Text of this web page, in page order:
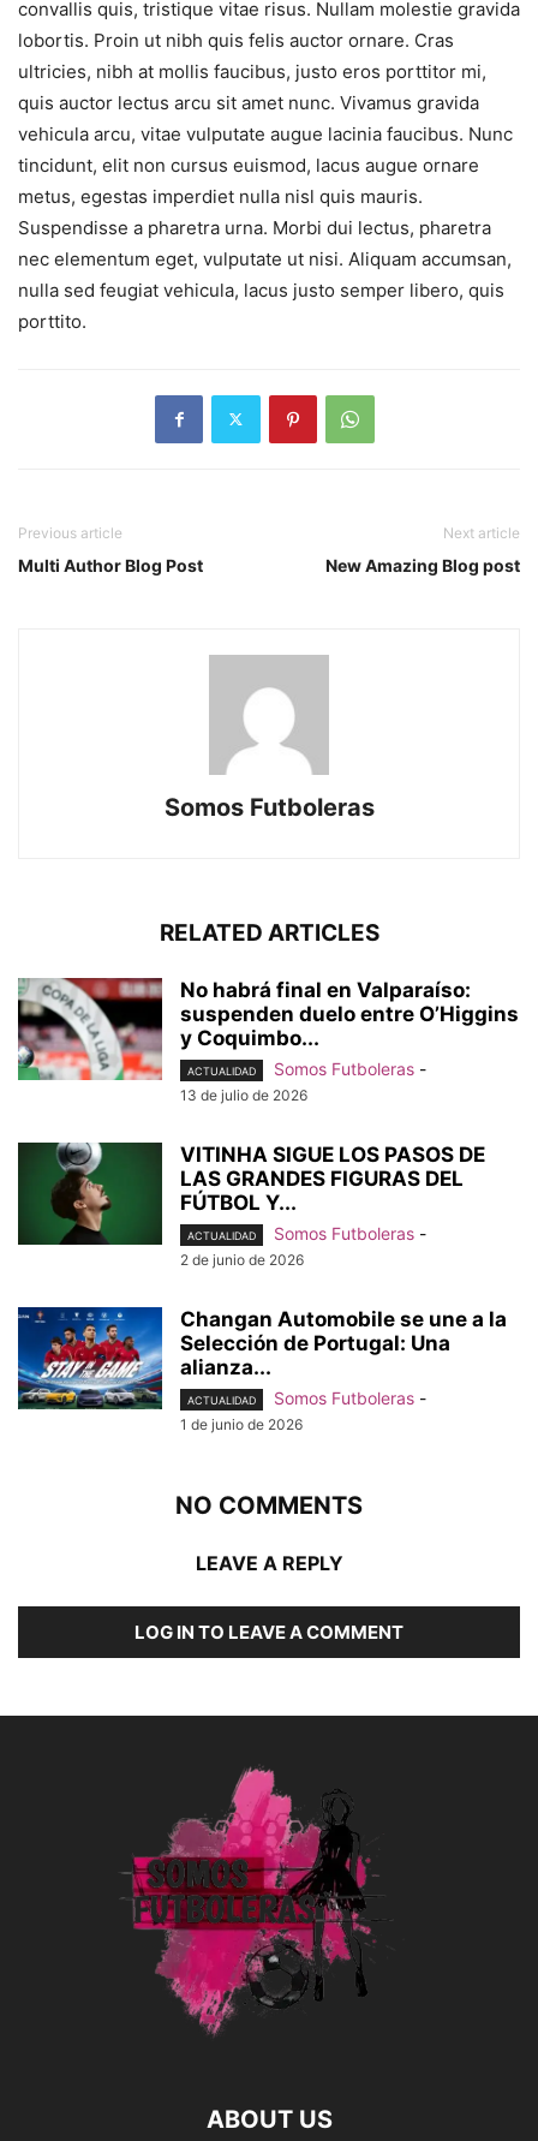
convallis quis, tristique vitae risus. Nullam molestie gravida
lobortis. Proin ut nibh quis felis auctor ornare. Cras
ultricies, nibh at mollis faucibus, justo eros porttitor mi,
quis auctor lectus arcu sit amet nunc. Vivamus gravida
vehicula arcu, vitae vulputate augue lacinia faucibus. Nunc
tincidunt, elit non cursus euismod, lacus augue ornare
metus, egestas imperdiet nulla nisl quis mauris.
Suspendisse a pharetra urna. Morbi dui lectus, pharetra
nec elementum eget, vulputate ut nisi. Aliquam accumsan,
nulla sed feugiat vehicula, lacus justo semper libero, quis
porttito.
Previous article
Multi Author Blog Post
Next article
New Amazing Blog post
Somos Futboleras
RELATED ARTICLES
No habrá final en Valparaíso:
suspenden duelo entre O’Higgins
y Coquimbo...
ACTUALIDAD Somos Futboleras -
13 de julio de 2026
VITINHA SIGUE LOS PASOS DE
LAS GRANDES FIGURAS DEL
FÚTBOL Y...
ACTUALIDAD Somos Futboleras -
2 de junio de 2026
Changan Automobile se une a la
Selección de Portugal: Una
alianza...
ACTUALIDAD Somos Futboleras -
1 de junio de 2026
NO COMMENTS
LEAVE A REPLY
LOG IN TO LEAVE A COMMENT
ABOUT US